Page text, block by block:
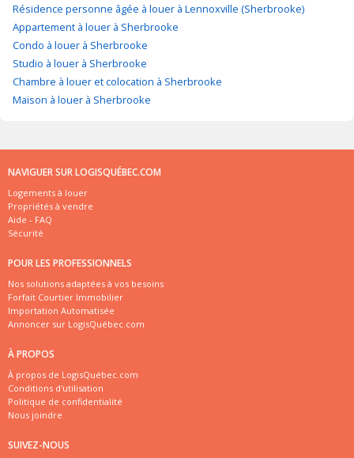
Résidence personne âgée à louer à Lennoxville (Sherbrooke)
Appartement à louer à Sherbrooke
Condo à louer à Sherbrooke
Studio à louer à Sherbrooke
Chambre à louer et colocation à Sherbrooke
Maison à louer à Sherbrooke
NAVIGUER SUR LOGISQUÉBEC.COM
Logements à louer
Propriétés à vendre
Aide - FAQ
Sécurité
POUR LES PROFESSIONNELS
Nos solutions adaptées à vos besoins
Forfait Courtier Immobilier
Importation Automatisée
Annoncer sur LogisQuébec.com
À PROPOS
À propos de LogisQuébec.com
Conditions d'utilisation
Politique de confidentialité
Nous joindre
SUIVEZ-NOUS